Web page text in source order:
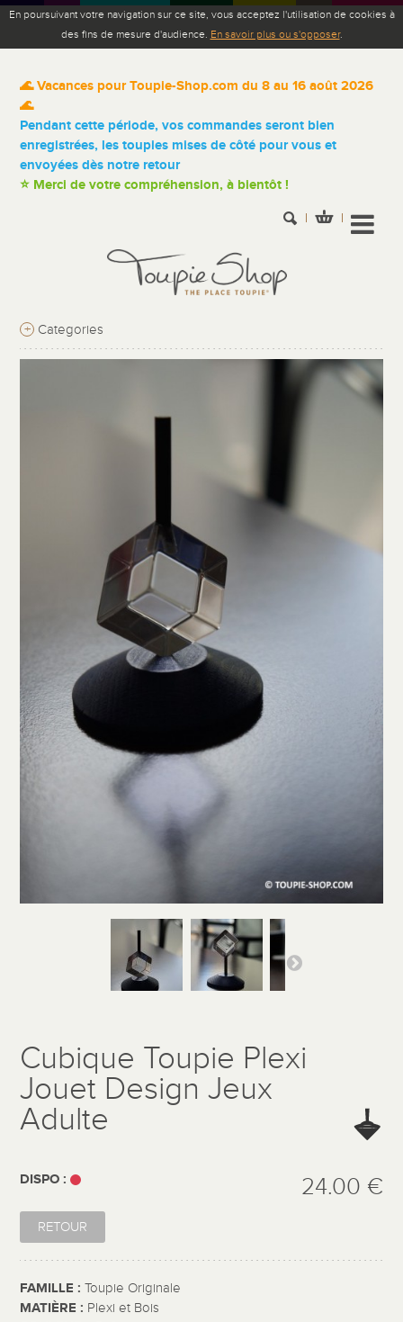
En poursuivant votre navigation sur ce site, vous acceptez l'utilisation de cookies à
des fins de mesure d'audience. En savoir plus ou s'opposer.
🌊 Vacances pour Toupie-Shop.com du 8 au 16 août 2026
🌊
Pendant cette période, vos commandes seront bien
enregistrées, les toupies mises de côté pour vous et
envoyées dès notre retour
⭐ Merci de votre compréhension, à bientôt !
+ Categories
Cubique Toupie Plexi
Jouet Design Jeux
Adulte
DISPO : 24.00 €
RETOUR
FAMILLE :Toupie Originale
MATIÈRE : Plexi et Bois